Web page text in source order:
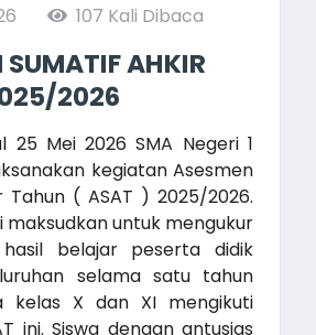
107 Kali Dibaca
SUMATIF AHKIR
2026
25 Mei 2026 SMA Negeri 1
kegiatan Asesmen
Tahun ( ASAT ) 2025/2026.
maksudkan untuk mengukur
belajar peserta didik
selama satu tahun
kelas X dan XI mengikuti
ini. Siswa dengan antusias